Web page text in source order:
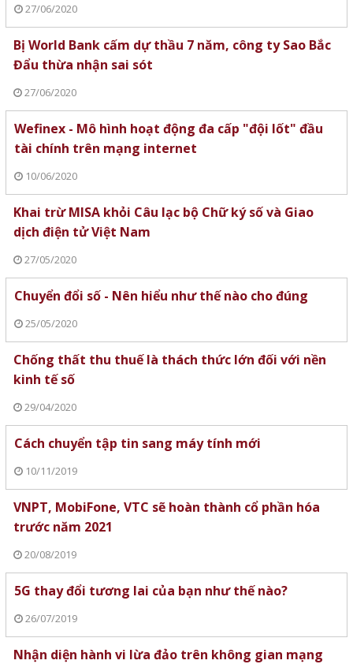
27/06/2020
Bị World Bank cấm dự thầu 7 năm, công ty Sao Bắc
Đẩu thừa nhận sai sót
27/06/2020
Wefinex - Mô hình hoạt động đa cấp "đội lốt" đầu
tài chính trên mạng internet
10/06/2020
Khai trừ MISA khỏi Câu lạc bộ Chữ ký số và Giao
dịch điện tử Việt Nam
27/05/2020
Chuyển đổi số - Nên hiểu như thế nào cho đúng
25/05/2020
Chống thất thu thuế là thách thức lớn đối với nền
kinh tế số
29/04/2020
Cách chuyển tập tin sang máy tính mới
10/11/2019
VNPT, MobiFone, VTC sẽ hoàn thành cổ phần hóa
trước năm 2021
20/08/2019
5G thay đổi tương lai của bạn như thế nào?
26/07/2019
Nhận diện hành vi lừa đảo trên không gian mạng